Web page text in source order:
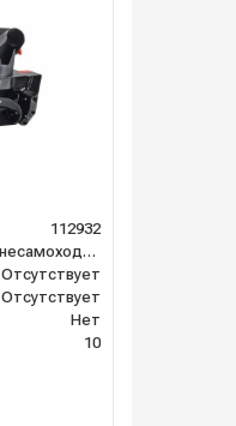
112932
колёсный несамоходный
Отсутствует
Отсутствует
Нет
10